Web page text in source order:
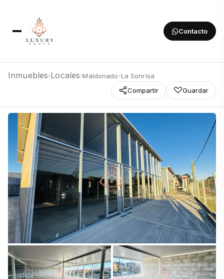
Contacto
Inmuebles›Locales›Maldonado ›La Sonrisa
Compartir
Guardar